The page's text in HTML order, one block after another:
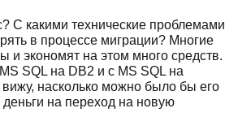
С какими технические проблемами
в процессе миграции? Многие
и экономят на этом много средств.
SQL на DB2 и с MS SQL на
насколько можно было бы его
на переход на новую